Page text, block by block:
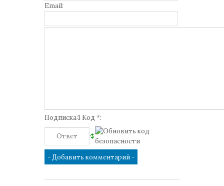
Email:
Подписка:1 Код *: